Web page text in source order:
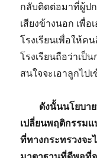
กลับติดต่อมาที่ผู้ป
เสียงข้างนอก เพื่
โรงเรียนเพื่อให้ค
โรงเรียนถือว่าเป็
สนใจจะเอาลูกไป
ดังนั้นนโยบายที่
เปลี่ยนพฤติกรรมแ
ที่ทางกระทรวงจะ